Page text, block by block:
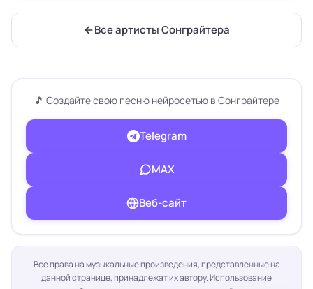
Все артисты Сонграйтера
🎵 Создайте свою песню нейросетью в Сонграйтере
Telegram
МАХ
Веб-сайт
Все права на музыкальные произведения, представленные на
данной странице, принадлежат их автору. Использование